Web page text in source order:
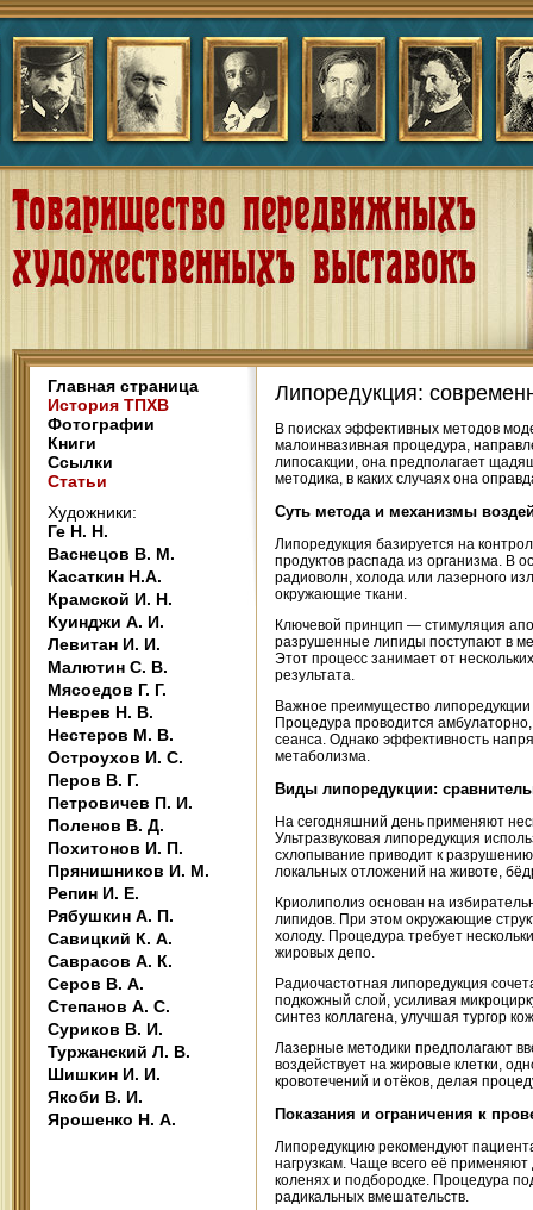
Главная страница
История ТПХВ
Фотографии
Книги
Ссылки
Статьи
Художники:
Ге Н. Н.
Васнецов В. М.
Касаткин Н.А.
Крамской И. Н.
Куинджи А. И.
Левитан И. И.
Малютин С. В.
Мясоедов Г. Г.
Неврев Н. В.
Нестеров М. В.
Остроухов И. С.
Перов В. Г.
Петровичев П. И.
Поленов В. Д.
Похитонов И. П.
Прянишников И. М.
Репин И. Е.
Рябушкин А. П.
Савицкий К. А.
Саврасов А. К.
Серов В. А.
Степанов А. С.
Суриков В. И.
Туржанский Л. В.
Шишкин И. И.
Якоби В. И.
Ярошенко Н. А.
Липоредукция:
В поисках эффективных методов
малоинвазивная процедура,
липосакции, она предполагает
методика, в каких случаях она
Суть метода и механизмы
Липоредукция базируется на
продуктов распада из организма. В
радиоволн, холода или лазерного
окружающие ткани.
Ключевой принцип — стимуляция
разрушенные липиды поступают в
Этот процесс занимает от
результата.
Важное преимущество
Процедура проводится
сеанса. Однако эффективность
метаболизма.
Виды липоредукции:
На сегодняшний день применяют
Ультразвуковая липоредукция
схлопывание приводит к
локальных отложений на животе,
Криолиполиз основан на
липидов. При этом окружающие
холоду. Процедура требует
жировых депо.
Радиочастотная липоредукция
подкожный слой, усиливая
синтез коллагена, улучшая тургор
Лазерные методики предполагают
воздействует на жировые клетки,
кровотечений и отёков, делая
Показания и ограничения к
Липоредукцию рекомендуют
нагрузкам. Чаще всего её
коленях и подбородке. Процедура
радикальных вмешательств.